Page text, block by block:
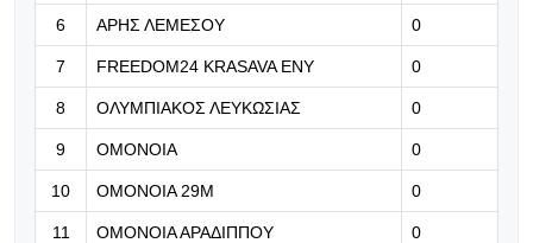
08.08.2026 | 18:46
Ανακοίνωσε Μοχάμεντ Εντιαγέ ο
Λεβαδειακός
Η δήλωση του Τζόλη για το πρώτο
του γκολ με την Άρσεναλ
6 ΑΡΗΣ ΛΕΜΕΣΟΥ 0
7 FREEDOM24 KRASAVA ΕΝΥ 0
8 ΟΛΥΜΠΙΑΚΟΣ ΛΕΥΚΩΣΙΑΣ 0
9 ΟΜΟΝΟΙΑ 0
10 ΟΜΟΝΟΙΑ 29Μ 0
11 ΟΜΟΝΟΙΑ ΑΡΑΔΙΠΠΟΥ 0